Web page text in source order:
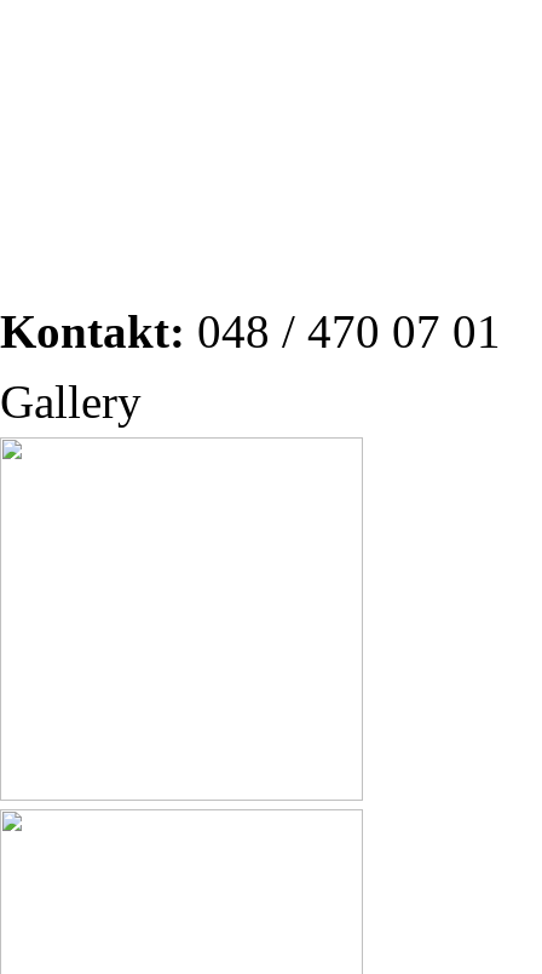
Kontakt: 048 / 470 07 01
Gallery